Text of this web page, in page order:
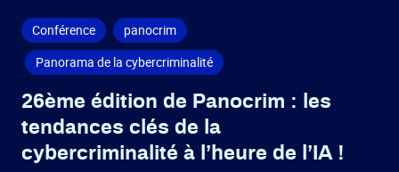
Conférence
panocrim
Panorama de la cybercriminalité
26ème édition de Panocrim : les
tendances clés de la
cybercriminalité à l’heure de l’IA !